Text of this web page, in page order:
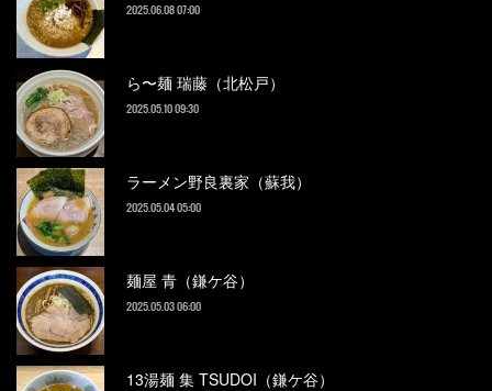
2025.06.08 07:00
ら〜麺 瑞藤（北松戸）
2025.05.10 09:30
ラーメン野良裏家（蘇我）
2025.05.04 05:00
麺屋 青（鎌ケ谷）
2025.05.03 06:00
13湯麺 集 TSUDOI（鎌ケ谷）